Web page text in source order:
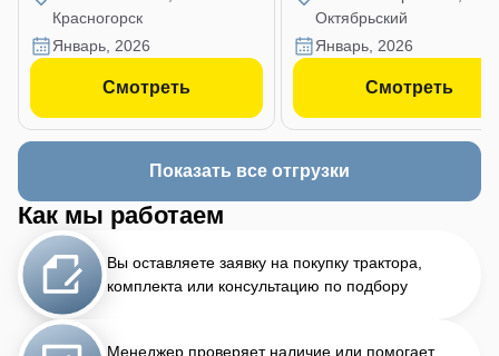
Красногорск
январь, 2026
Смотреть
Октябрьский
январь, 2026
Смотреть
Показать все отгрузки
Как мы работаем
Вы оставляете заявку на покупку трактора,
комплекта или консультацию по подбору
Менеджер проверяет наличие или помогает